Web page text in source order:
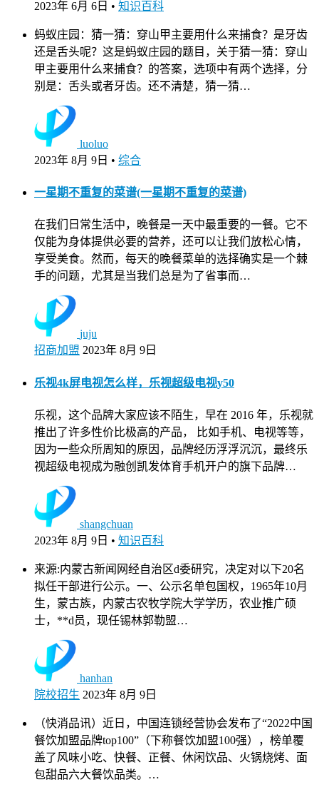
2023年 6月 6日 • 知识百科
蚂蚁庄园：猜一猜：穿山甲主要用什么来捕食？是牙齿
还是舌头呢？这是蚂蚁庄园的题目，关于猜一猜：穿山
甲主要用什么来捕食？的答案，选项中有两个选择，分
别是：舌头或者牙齿。还不清楚，猜一猜…
luoluo
2023年 8月 9日 • 综合
一星期不重复的菜谱(一星期不重复的菜谱)
在我们日常生活中，晚餐是一天中最重要的一餐。它不
仅能为身体提供必要的营养，还可以让我们放松心情，
享受美食。然而，每天的晚餐菜单的选择确实是一个棘
手的问题，尤其是当我们总是为了省事而…
juju
招商加盟 2023年 8月 9日
乐视4k屏电视怎么样，乐视超级电视y50
乐视，这个品牌大家应该不陌生，早在 2016 年，乐视就
推出了许多性价比极高的产品， 比如手机、电视等等，
因为一些众所周知的原因，品牌经历浮浮沉沉，最终乐
视超级电视成为融创凯发体育手机开户的旗下品牌…
shangchuan
2023年 8月 9日 • 知识百科
来源:内蒙古新闻网经自治区d委研究，决定对以下20名
拟任干部进行公示。一、公示名单包国权，1965年10月
生，蒙古族，内蒙古农牧学院大学学历，农业推广硕
士，**d员，现任锡林郭勒盟…
hanhan
院校招生 2023年 8月 9日
（快消品讯）近日，中国连锁经营协会发布了“2022中国
餐饮加盟品牌top100”（下称餐饮加盟100强），榜单覆
盖了风味小吃、快餐、正餐、休闲饮品、火锅烧烤、面
包甜品六大餐饮品类。…